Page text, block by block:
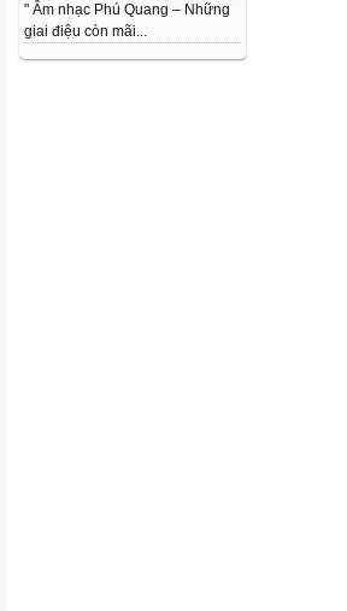
" Âm nhạc Phú Quang – Những
giai điệu còn mãi...